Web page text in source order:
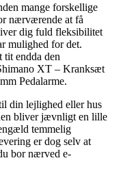
mange forskellige
nærværende at få
dig fuld fleksibilitet
mulighed for det.
tit endda den
XT – Kranksæt
Pedalarme.
din lejlighed eller hus
bliver jævnligt en lille
temmelig
er dog selv at
bor nærved e-